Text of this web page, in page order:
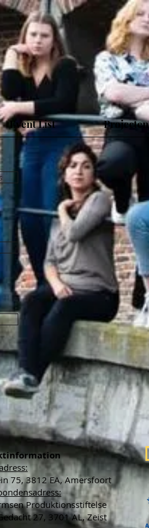
Event List Projecten
75, 3812 EA, Amersfoort
Produktionsstiftelse
27, 3701 AL, Zeist